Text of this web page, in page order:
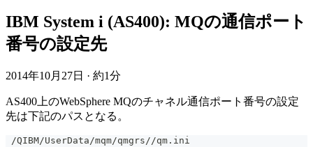
IBM System i (AS400): MQの通信ポート
番号の設定先
2014年10月27日 · 約1分
AS400上のWebSphere MQのチャネル通信ポート番号の設定
先は下記のパスとなる。
/QIBM/UserData/mqm/qmgrs//qm.ini